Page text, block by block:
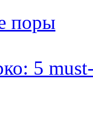
поры
5